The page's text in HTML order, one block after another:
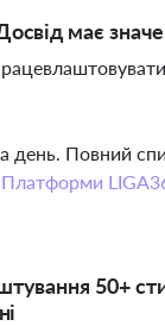
має
день. Повний
Платформи
50+